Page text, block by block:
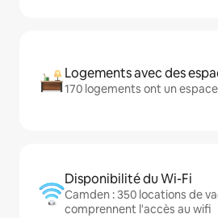
Logements avec des
170 logements ont un
Disponibilité du Wi-Fi
Camden : 350 locations de
comprennent l'accès au wifi